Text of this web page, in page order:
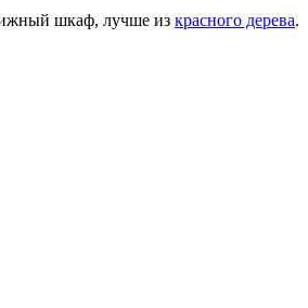
шкаф, лучше из красного дерева.